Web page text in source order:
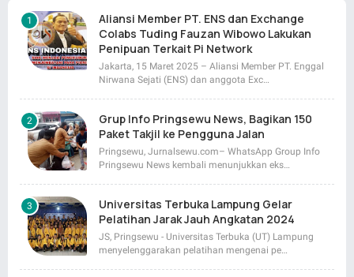
Aliansi Member PT. ENS dan Exchange
Colabs Tuding Fauzan Wibowo Lakukan
Penipuan Terkait Pi Network
Jakarta, 15 Maret 2025 – Aliansi Member PT. Enggal
Nirwana Sejati (ENS) dan anggota Exc…
Grup Info Pringsewu News, Bagikan 150
Paket Takjil ke Pengguna Jalan
Pringsewu, Jurnalsewu.com– WhatsApp Group Info
Pringsewu News kembali menunjukkan eks…
Universitas Terbuka Lampung Gelar
Pelatihan Jarak Jauh Angkatan 2024
JS, Pringsewu - Universitas Terbuka (UT) Lampung
menyelenggarakan pelatihan mengenai pe…